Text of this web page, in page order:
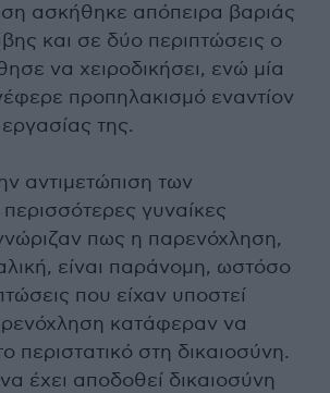
ασκήθηκε απόπειρα βαριάς
και σε δύο περιπτώσεις ο
να χειροδικήσει, ενώ μία
προπηλακισμό εναντίον
της.
αντιμετώπιση των
γυναίκες
πως η παρενόχληση,
είναι παράνομη, ωστόσο
που είχαν υποστεί
κατάφεραν να
περιστατικό στη δικαιοσύνη.
έχει αποδοθεί δικαιοσύνη